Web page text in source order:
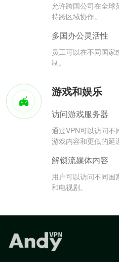
允许跨国公司在全球
持跨区域协作。
多国办公灵活性
员工可以在不同国家
制。
游戏和娱乐
访问游戏服务器
通过VPN可以访问不
游戏内容和更低的延
解锁流媒体内容
用户可以访问不同国
和电视剧。